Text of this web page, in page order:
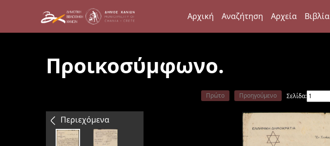
Αρχική Αναζήτηση Αρχεία Βιβλία
Προικοσύμφωνο.
Περιεχόμενα
Πρώτο Προηγούμενο Σελίδα: